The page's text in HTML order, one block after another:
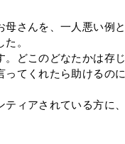
さんを、一人悪い例
。
どこのどなたかは存
てくれたら助けるの
ティアされている方に